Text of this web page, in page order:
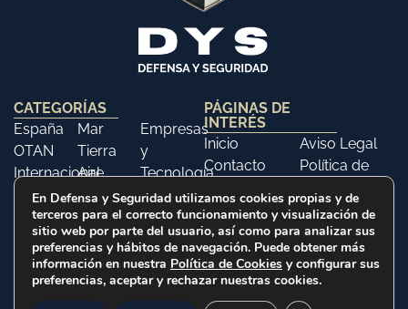
CATEGORÍAS
España
OTAN
Internacional
Opinión
Mar
Tierra
Aire
Libros
Empresas
y
Tecnología
Ferias y
Eventos
Historia
PÁGINAS DE
INTERÉS
Inicio
Contacto
Aviso Legal
Política de
Política de
Cookies
En Defensa y Seguridad utilizamos cookies propias y de
terceros para el correcto funcionamiento y visualización de
sitio web por parte del usuario, así como para analizar sus
preferencias y hábitos de navegación. Puede obtener más
información en nuestra Política de Cookies y configurar sus
preferencias, aceptar y rechazar nuestras cookies.